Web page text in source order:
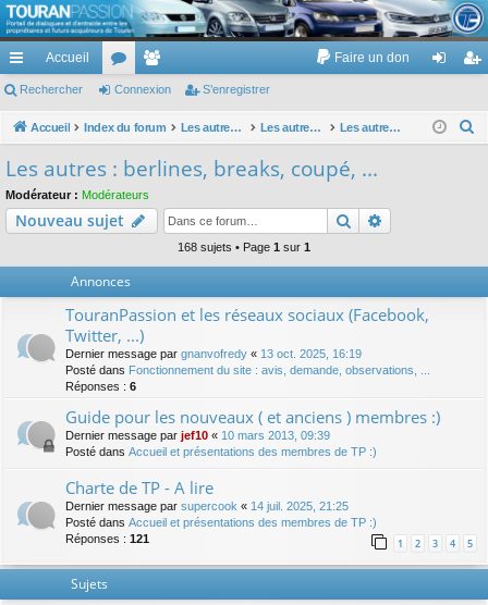
TouranPassion
Le forum des propriétaires ou futurs acquéreurs du Volkswagen Touran
cc
ès
pi
de
Accueil
or
u
e
m
Faire un don
ne nr
Rechercher Connexion S’enregistrer
Accueil Index du forum Les autres voitures et ce qui touche à la voiture Les autres modèles hors VW : concessions, modèles, achat, prix et remise ... Les autres : berlines, breaks, coupé, ...
c
Les autres : berlines, breaks, coupé, ...
Modérateur : Modérateurs
Nouveau sujet Rechercher
168 sujets • Page 1 sur 1
Annonces
TouranPassion et les réseaux sociaux (Facebook,
Twitter, ...)
Dernier message par gnanvofredy « 13 oct. 2025, 16:19
Posté dans Fonctionnement du site : avis, demande, observations, ...
Réponses : 6
Guide pour les nouveaux ( et anciens ) membres :)
Dernier message par jef10 « 10 mars 2013, 09:39
Posté dans Accueil et présentations des membres de TP :)
Charte de TP - A lire
Dernier message par supercook « 14 juil. 2025, 21:25
Posté dans Accueil et présentations des membres de TP :)
Réponses : 121 1 2 3 4 5
Sujets